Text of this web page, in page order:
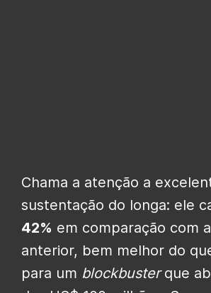
Chama a atenção a
sustentação do longa: ele
42% em comparação com
anterior, bem melhor do
para um blockbusterque